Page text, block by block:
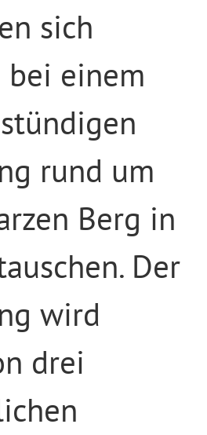
sich
bei einem
rund um
Berg in
Der
wird
drei